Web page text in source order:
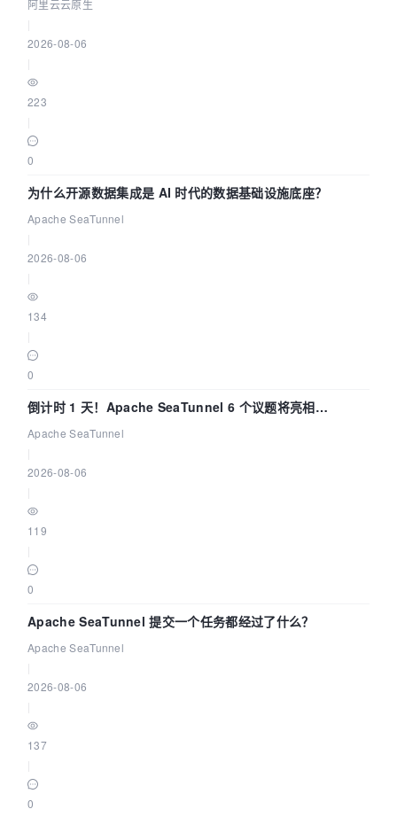
阿里云云原生
2026-08-06
223
0
为什么开源数据集成是 AI 时代的数据基础设施底座？
Apache SeaTunnel
2026-08-06
134
0
倒计时 1 天！Apache SeaTunnel 6 个议题将亮相
Community Over Code Asia 2026
Apache SeaTunnel
2026-08-06
119
0
Apache SeaTunnel 提交一个任务都经过了什么？
Apache SeaTunnel
2026-08-06
137
0